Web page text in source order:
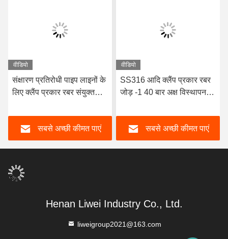
वीडियो
संक्षारण प्रतिरोधी पाइप लाइनों के
लिए क्लैंप प्रकार रबर संयुक्त
सबसे अच्छी कीमत पाएं
वीडियो
SS316 आदि क्लैंप प्रकार रबर
जोड़ -1 40 बार अक्ष विस्थापन
सबसे अच्छी कीमत पाएं
Henan Liwei Industry Co., Ltd.
liweigroup2021@163.com